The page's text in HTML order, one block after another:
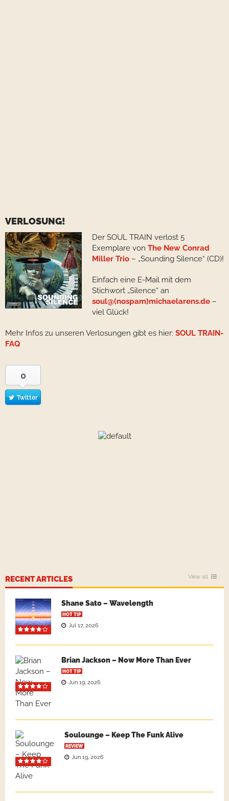
VERLOSUNG!
Der SOUL TRAIN verlost 5
Exemplare von The New Conrad
Miller Trio – „Sounding Silence“ (CD)!
Einfach eine E-Mail mit dem
Stichwort „Silence“ an
soul@(nospam)michaelarens.de –
viel Glück!
Mehr Infos zu unseren Verlosungen gibt es hier: SOUL TRAIN-
FAQ
0
Twitter
RECENT ARTICLES View all
Shane Sato – Wavelength
HOT TIP
Jul 17, 2026
Brian Jackson – Now More Than Ever
HOT TIP
Jun 19, 2026
Soulounge – Keep The Funk Alive
REVIEW
Jun 19, 2026